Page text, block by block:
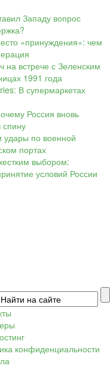
Западу вопрос
«принуждения»: чем
встрече с Зеленским
1991 года
В супермаркетах
Россия вновь
спину
удары по военной
портах
выбором:
условий России
конфиденциальности